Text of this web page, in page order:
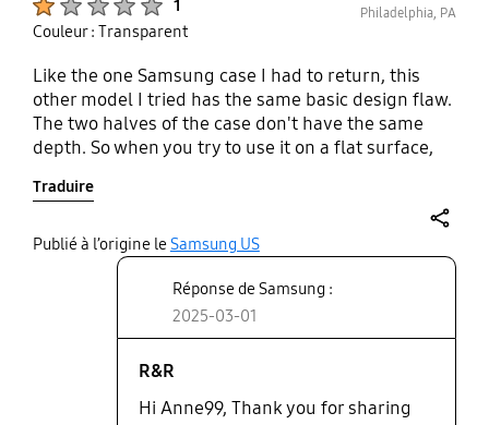
1
Philadelphia, PA
Couleur : Transparent
Like the one Samsung case I had to return, this
other model I tried has the same basic design flaw.
The two halves of the case don't have the same
depth. So when you try to use it on a flat surface,
to find a case from some other company. It's a pity
beauty of this phone with an sorely inadequate
Traduire
Publié à l’origine leSamsung US
Réponse de Samsung :
2025-03-01
R&R
Hi Anne99, Thank you for sharing